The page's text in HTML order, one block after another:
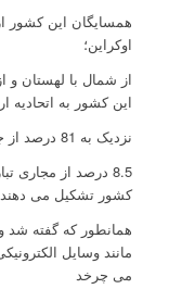
همسایگان این کشور
اوکراین؛
این کشور به اتحادیه
نزدیک به 81 درصد از جمعیت این کشور اسلواکی تبار می باشد،
8.5 درصد از مجاری
کشور تشکیل می
همانطور که گفته شد
مانند وسایل
می چرخد